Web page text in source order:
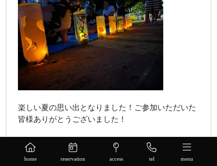
home reservation access tel menu
楽しい夏の思い出となりました！ご参加いただいた
皆様ありがとうございました！